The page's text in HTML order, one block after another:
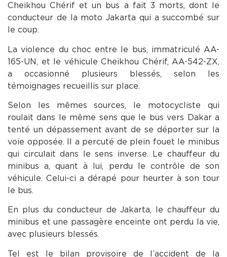
Cheikhou Chérif et un bus a fait 3 morts, dont le
conducteur de la moto Jakarta qui a succombé sur
le coup.
La violence du choc entre le bus, immatriculé AA-
165-UN, et le véhicule Cheikhou Chérif, AA-542-ZX,
a occasionné plusieurs blessés, selon les
témoignages recueillis sur place.
Selon les mêmes sources, le motocycliste qui
roulait dans le même sens que le bus vers Dakar a
tenté un dépassement avant de se déporter sur la
voie opposée. Il a percuté de plein fouet le minibus
qui circulait dans le sens inverse. Le chauffeur du
minibus a, quant à lui, perdu le contrôle de son
véhicule. Celui-ci a dérapé pour heurter à son tour
le bus.
En plus du conducteur de Jakarta, le chauffeur du
minibus et une passagère enceinte ont perdu la vie,
avec plusieurs blessés.
Tel est le bilan provisoire de l’accident de la